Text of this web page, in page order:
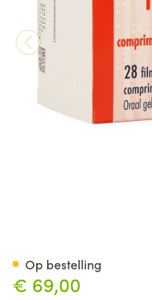
€ 69,00
Op bestelling